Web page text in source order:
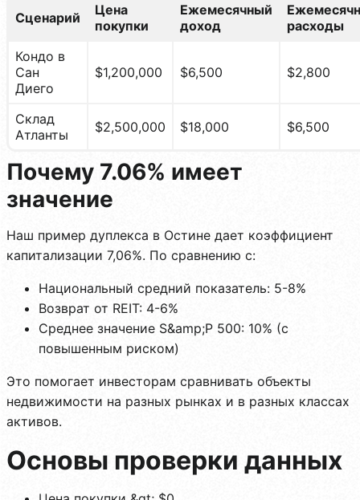
Сценарий
Цена
покупки
Ежемесячный
доход
расходы
Кондо в
Сан
Диего
$1,200,000 $6,500 $2,800
Склад
Атланты
$2,500,000 $18,000 $6,500
Почему 7.06% имеет
значение
Наш пример дуплекса в Остине дает коэффициент
капитализации 7,06%. По сравнению с:
Национальный средний показатель: 5-8%
Возврат от REIT: 4-6%
Среднее значение S&amp;P 500: 10% (с
повышенным риском)
Это помогает инвесторам сравнивать объекты
недвижимости на разных рынках и в разных классах
активов.
Основы проверки данных